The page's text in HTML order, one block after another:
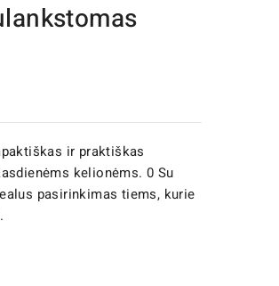
ir praktiškas
kelionėms. 0 Su
pasirinkimas tiems, kurie